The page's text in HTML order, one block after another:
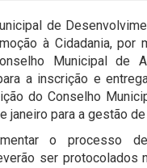
de
à Cidadania, por
Municipal de
a inscrição e
do Conselho
janeiro para a gestão
o processo
ser protocolados